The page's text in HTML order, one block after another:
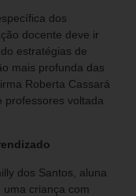
dos
docente deve ir
estratégias de
mais profunda das
Roberta Cassará
professores voltada
dos Santos, aluna
uma criança com